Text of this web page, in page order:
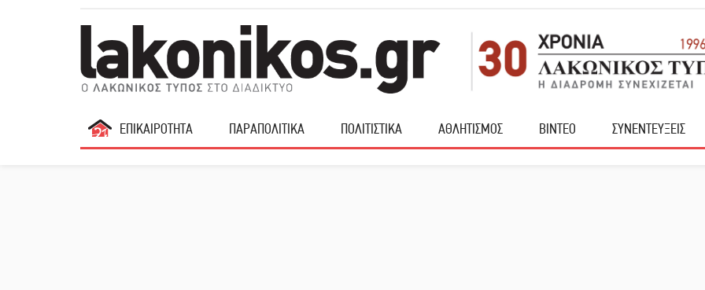
ΕΠΙΚΑΙΡΟΤΗΤΑ ΠΑΡΑΠΟΛΙΤΙΚΑ ΠΟΛΙΤΙΣΤΙΚΑ ΑΘΛΗΤΙΣΜΟΣ ΒΙΝΤΕΟ ΣΥΝΕΝΤΕΥΞΕΙΣ